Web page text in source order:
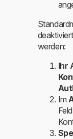
werden:
Ihr
Im